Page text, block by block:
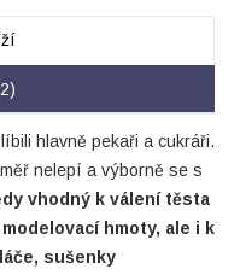
hlavně pekaři a cukráři.
nelepí a výborně se s
vhodný k válení těsta
hmoty, ale i k
sušenky